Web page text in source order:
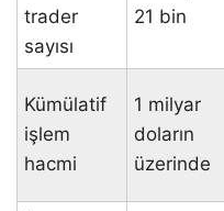
trader
sayısı
21 bin
Kümülatif
işlem
hacmi
1 milyar
doların
üzerinde